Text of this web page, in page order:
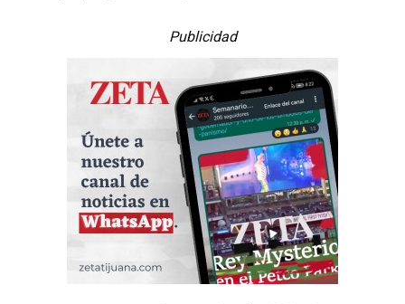
Publicidad